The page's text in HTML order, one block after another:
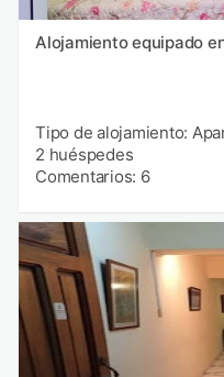
Alojamiento equipado
Tipo de alojamiento:
2 huéspedes
Comentarios: 6